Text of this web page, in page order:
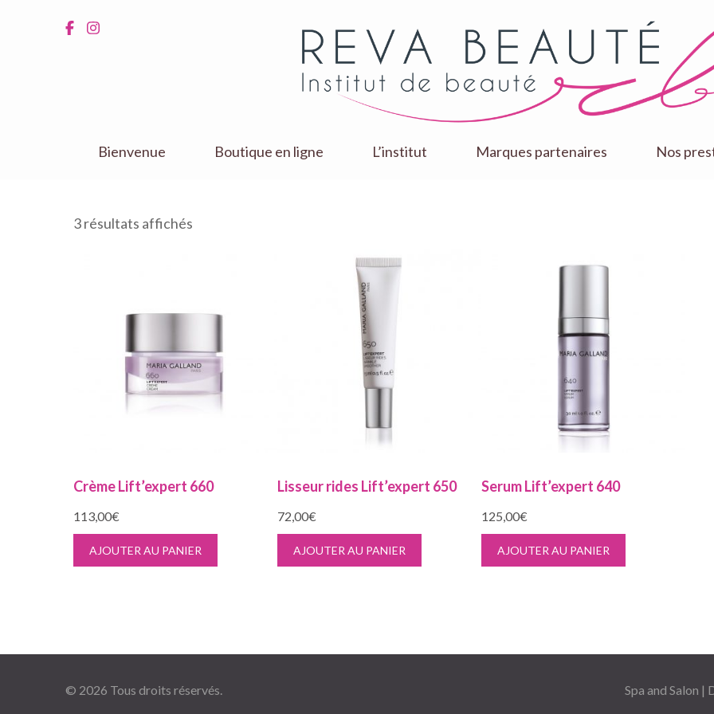
Bienvenue Boutique en ligne L’institut Marques partenaires Nos
3 résultats affichés
Crème Lift’expert 660
113,00€
AJOUTER AU PANIER
Lisseur rides Lift’expert 650
72,00€
AJOUTER AU PANIER
Serum Lift’expert 640
125,00€
AJOUTER AU PANIER
© 2026 Tous droits réservés. Spa and Salon |